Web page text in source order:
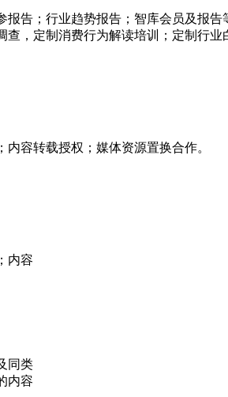
报告；行业趋势报告；智库会员及报告
，定制消费行为解读培训；定制行业
容转载授权；媒体资源置换合作。
内容
同类
内容